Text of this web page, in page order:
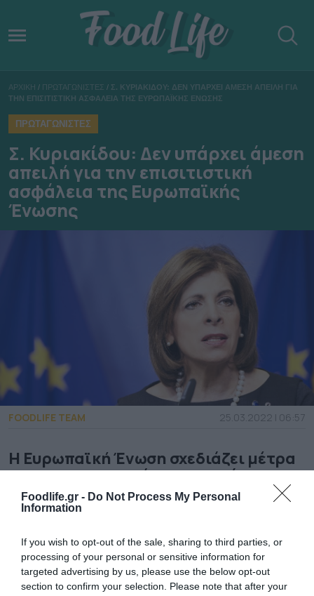
Foodlife.gr - Do Not Process My Personal
Information
If you wish to opt-out of the sale, sharing to third parties, or
processing of your personal or sensitive information for
targeted advertising by us, please use the below opt-out
section to confirm your selection. Please note that after your
ΑΡΧΙΚΗ / ΠΡΩΤΑΓΩΝΙΣΤΕΣ / Σ. ΚΥΡΙΑΚΙΔΟΥ: ΔΕΝ ΥΠΑΡΧΕΙ ΑΜΕΣΗ ΑΠΕΙΛΗ ΓΙΑ
ΤΗΝ ΕΠΙΣΙΤΙΣΤΙΚΗ ΑΣΦΑΛΕΙΑ ΤΗΣ ΕΥΡΩΠΑΪΚΗΣ ΕΝΩΣΗΣ
ΠΡΩΤΑΓΩΝΙΣΤΕΣ
Σ. Κυριακίδου: Δεν υπάρχει άμεση
απειλή για την επισιτιστική
ασφάλεια της Ευρωπαϊκής
Ένωσης
FOODLIFE TEAM 25.03.2022 | 06:57
Η Ευρωπαϊκή Ένωση σχεδιάζει μέτρα
για τον μετριασμό των επιπτώσεων
του πολέμου.
επισιτιστική ασφάλεια της Ευρωπαϊκής
Ένωσης» ανέφερε η Επίτροπος Υγείας και